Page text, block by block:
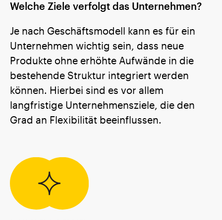
Welche Ziele verfolgt das Unternehmen?
Je nach Geschäftsmodell kann es für ein
Unternehmen wichtig sein, dass neue
Produkte ohne erhöhte Aufwände in die
bestehende Struktur integriert werden
können. Hierbei sind es vor allem
langfristige Unternehmensziele, die den
Grad an Flexibilität beeinflussen.